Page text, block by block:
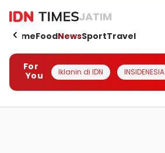
JATIM
HomeFoodNewsSportTravel
For
You
Iklanin di IDN INSIDENESIA